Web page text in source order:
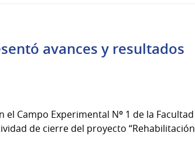
avances y resultados
Campo Experimental Nº 1 de la Facultad
de cierre del proyecto “Rehabilitación